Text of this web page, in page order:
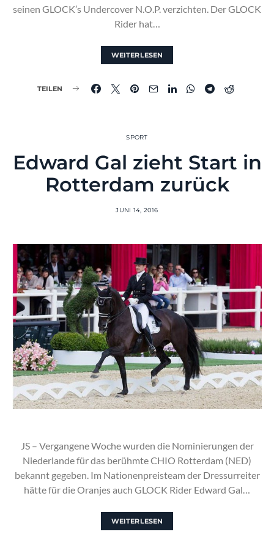
seinen GLOCK’s Undercover N.O.P. verzichten. Der GLOCK
Rider hat…
WEITERLESEN
TEILEN
SPORT
Edward Gal zieht Start in
Rotterdam zurück
JUNI 14, 2016
JS – Vergangene Woche wurden die Nominierungen der
Niederlande für das berühmte CHIO Rotterdam (NED)
bekannt gegeben. Im Nationenpreisteam der Dressurreiter
hätte für die Oranjes auch GLOCK Rider Edward Gal…
WEITERLESEN